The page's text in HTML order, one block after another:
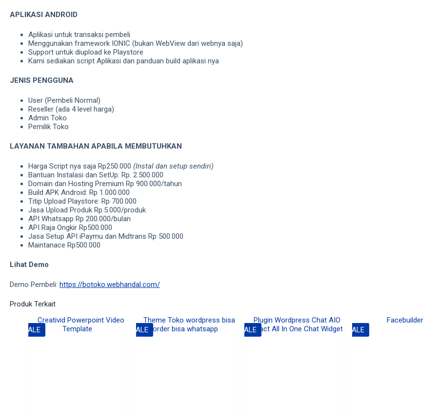
APLIKASI ANDROID
Aplikasi untuk transaksi pembeli
Menggunakan framework IONIC (bukan WebView dari webnya saja)
Support untuk diupload ke Playstore
Kami sediakan script Aplikasi dan panduan build aplikasi nya
JENIS PENGGUNA
User (Pembeli Normal)
Reseller (ada 4 level harga)
Admin Toko
Pemilik Toko
LAYANAN TAMBAHAN APABILA MEMBUTUHKAN
Harga Script nya saja Rp250.000 (Instal dan setup sendiri)
Bantuan Instalasi dan SetUp: Rp. 2.500.000
Domain dan Hosting Premium Rp 900.000/tahun
Build APK Android: Rp 1.000.000
Titip Upload Playstore: Rp 700.000
Jasa Upload Produk Rp.5.000/produk
API Whatsapp Rp 200.000/bulan
API Raja Ongkir Rp500.000
Jasa Setup API iPaymu dan Midtrans Rp 500.000
Maintanace Rp500.000
Lihat Demo
Demo Pembeli: https://botoko.webhandal.com/
Produk Terkait
SALE SALE SALE SALE